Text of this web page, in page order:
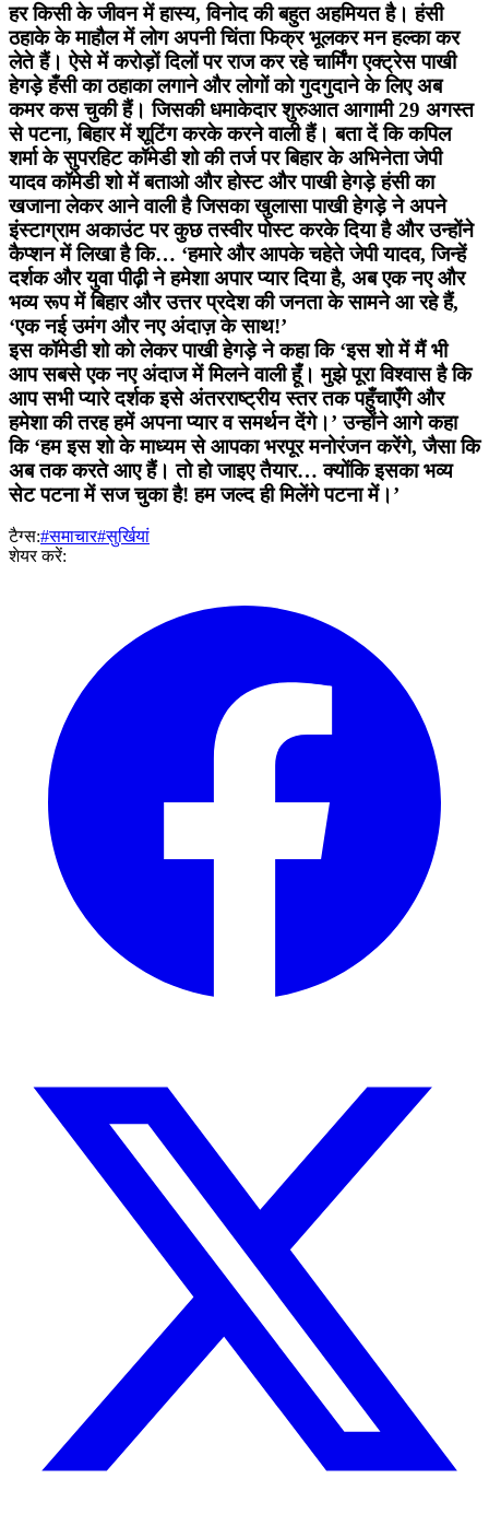
हर किसी के जीवन में हास्य, विनोद की बहुत अहमियत है। हंसी
ठहाके के माहौल में लोग अपनी चिंता फिक्र भूलकर मन हल्का कर
लेते हैं। ऐसे में करोड़ों दिलों पर राज कर रहे चार्मिंग एक्ट्रेस पाखी
हेगड़े हँसी का ठहाका लगाने और लोगों को गुदगुदाने के लिए अब
कमर कस चुकी हैं। जिसकी धमाकेदार शुरुआत आगामी 29 अगस्त
से पटना, बिहार में शूटिंग करके करने वाली हैं। बता दें कि कपिल
शर्मा के सुपरहिट कॉमेडी शो की तर्ज पर बिहार के अभिनेता जेपी
यादव कॉमेडी शो में बताओ और होस्ट और पाखी हेगड़े हंसी का
खजाना लेकर आने वाली है जिसका खुलासा पाखी हेगड़े ने अपने
इंस्टाग्राम अकाउंट पर कुछ तस्वीर पोस्ट करके दिया है और उन्होंने
कैप्शन में लिखा है कि… ‘हमारे और आपके चहेते जेपी यादव, जिन्हें
दर्शक और युवा पीढ़ी ने हमेशा अपार प्यार दिया है, अब एक नए और
भव्य रूप में बिहार और उत्तर प्रदेश की जनता के सामने आ रहे हैं,
‘एक नई उमंग और नए अंदाज़ के साथ!’
इस कॉमेडी शो को लेकर पाखी हेगड़े ने कहा कि ‘इस शो में मैं भी
आप सबसे एक नए अंदाज में मिलने वाली हूँ। मुझे पूरा विश्वास है कि
आप सभी प्यारे दर्शक इसे अंतरराष्ट्रीय स्तर तक पहुँचाएँगे और
हमेशा की तरह हमें अपना प्यार व समर्थन देंगे।’ उन्होंने आगे कहा
कि ‘हम इस शो के माध्यम से आपका भरपूर मनोरंजन करेंगे, जैसा कि
अब तक करते आए हैं। तो हो जाइए तैयार… क्योंकि इसका भव्य
सेट पटना में सज चुका है! हम जल्द ही मिलेंगे पटना में।’
टैग्स:#समाचार#सुर्खियां
शेयर करें: